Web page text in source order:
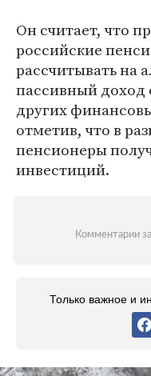
Он считает, что
российские
рассчитывать на
пассивный доход
других
отметив, что в
пенсионеры
инвестиций.
Комментарии
Только важное и